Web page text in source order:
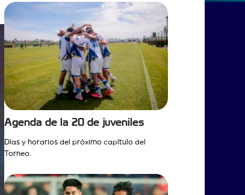
Agenda de la 20 de juveniles
Días y horarios del próximo capítulo del
Torneo.